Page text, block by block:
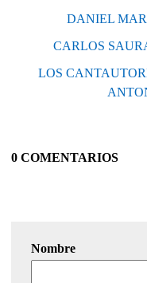
DANIEL
CARLOS
LOS
0 COMENTARIOS
Nombre